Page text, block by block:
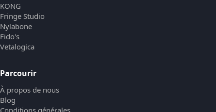
KONG
Fringe Studio
Nylabone
Fido's
Vetalogica
Parcourir
À propos de nous
Blog
Conditions générales